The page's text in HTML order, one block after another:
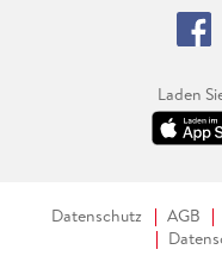
Laden
Datenschutz AGB